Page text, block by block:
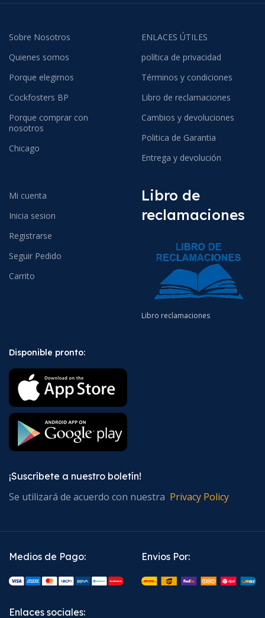
Sobre Nosotros
Quienes somos
Porque elegirnos
Cockfosters BP
Porque comprar con
nosotros
Chicago
ENLACES ÚTILES
política de privacidad
Términos y condiciones
Libro de reclamaciones
Cambios y devoluciones
Politica de Garantia
Entrega y devolución
Mi cuenta
Inicia sesion
Registrarse
Seguir Pedido
Carrito
Libro de
reclamaciones
Libro reclamaciones
Disponible pronto:
¡Suscríbete a nuestro boletín!
Se utilizará de acuerdo con nuestra Privacy Policy
Medios de Pago: Envios Por:
Enlaces sociales: